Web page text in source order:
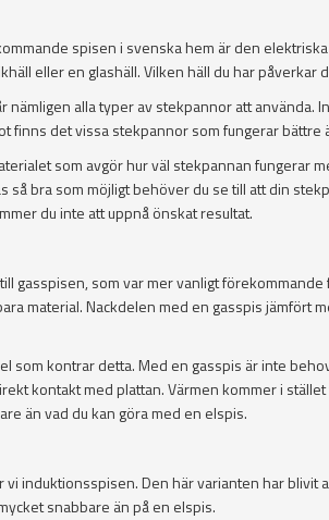
spisen i svenska hem är den
eller en glashäll. Vilken häll du har påverkar
nämligen alla typer av stekpannor att
finns det vissa stekpannor som fungerar bättre
som avgör hur väl stekpannan fungerar
så bra som möjligt behöver du se till att din
du inte att uppnå önskat resultat.
gasspisen, som var mer vanligt
material. Nackdelen med en gasspis jämfört
som kontrar detta. Med en gasspis är inte
kontakt med plattan. Värmen kommer i
än vad du kan göra med en elspis.
vi induktionsspisen. Den här varianten har
snabbare än på en elspis.